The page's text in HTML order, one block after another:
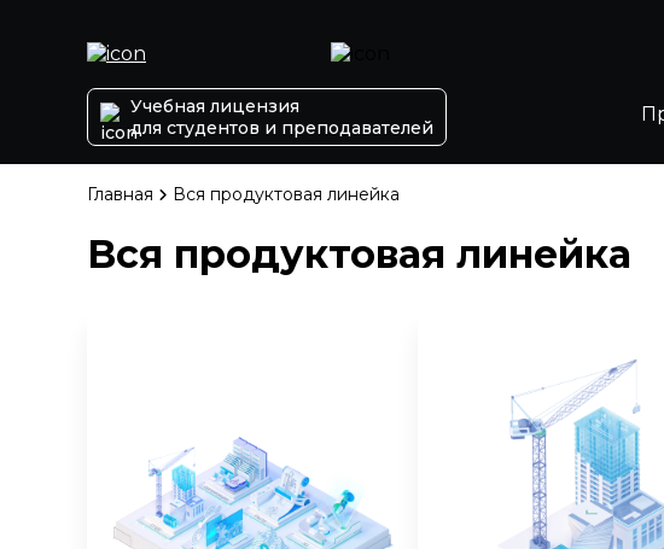
Учебная лицензия
для студентов и преподавателей
Главная Вся продуктовая линейка
Вся продуктовая линейка